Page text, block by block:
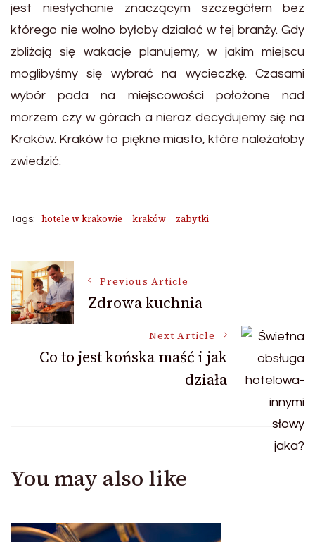
jest niesłychanie znaczącym szczegółem bez
którego nie wolno byłoby działać w tej branży. Gdy
zbliżają się wakacje planujemy, w jakim miejscu
moglibyśmy się wybrać na wycieczkę. Czasami
wybór pada na miejscowości położone nad
morzem czy w górach a nieraz decydujemy się na
Kraków. Kraków to piękne miasto, które należałoby
zwiedzić.
Tags: hotele w krakowie kraków zabytki
Post
Navigation
Previous Article
Zdrowa kuchnia
Next Article
Co to jest końska maść i jak
działa
You may also like